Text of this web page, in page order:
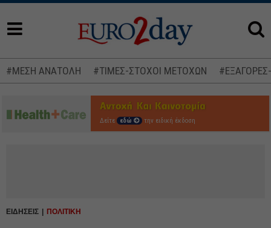
#ΜΕΣΗ ΑΝΑΤΟΛΗ #ΤΙΜΕΣ-ΣΤΟΧΟΙ ΜΕΤΟΧΩΝ
Δείτε εδώ την ειδική έκδοση
ΕΙΔΗΣΕΙΣ ΠΟΛΙΤΙΚΗ